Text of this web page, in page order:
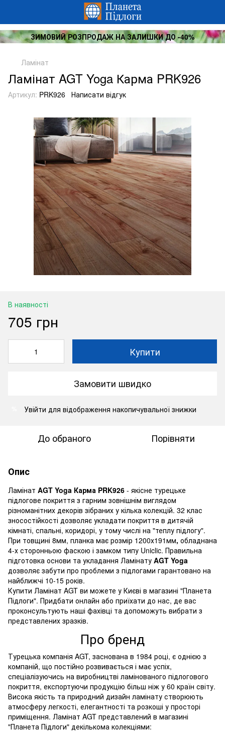
ЗИМОВИЙ РОЗПРОДАЖ НА ЗАЛИШКИ ДО -40%
Ламінат
Ламінат AGT Yoga Карма PRK926
Артикул: PRK926 Написати відгук
В наявності
705 грн
Купити
Замовити швидко
Увійти для відображення накопичувальної знижки
До обраного Порівняти
Опис
Ламінат AGT Yoga Карма PRK926 - якісне турецьке
підлогове покриття з гарним зовнішнім виглядом
різноманітних декорів зібраних у кілька колекцій. 32 клас
зносостійкості дозволяє укладати покриття в дитячій
кімнаті, спальні, коридорі, у тому числі на "теплу підлогу".
При товщині 8мм, планка має розмір 1200х191мм, обладнана
4-х сторонньою фаскою і замком типу Uniclic. Правильна
підготовка основи та укладання Ламінату AGT Yoga
дозволяє забути про проблеми з підлогами гарантовано на
найближчі 10-15 років.
Купити Ламінат AGT ви можете у Києві в магазині "Планета
Підлоги". Придбати онлайн або приїхати до нас, де вас
проконсультують наші фахівці та допоможуть вибрати з
представлених зразків.
Про бренд
Турецька компанія AGT, заснована в 1984 році, є однією з
компаній, що постійно розвивається і має успіх,
спеціалізуючись на виробництві ламінованого підлогового
покриття, експортуючи продукцію більш ніж у 60 країн світу.
Висока якість та природний дизайн ламінату створюють
атмосферу легкості, елегантності та розкоші у просторі
приміщення. Ламінат AGT представлений в магазині
"Планета Підлоги" декількома колекціями: